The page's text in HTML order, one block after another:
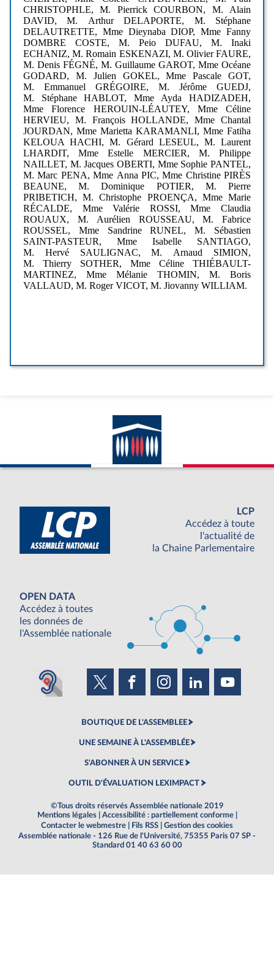
LCP
Accédez à toute
l'actualité de
la Chaine Parlementaire
OPEN DATA
Accédez à toutes
les données de
l'Assemblée nationale
BOUTIQUE DE L'ASSEMBLEE
UNE SEMAINE À L'ASSEMBLÉE
S'ABONNER À UN SERVICE
OUTIL D'ÉVALUATION LEXIMPACT
©Tous droits réservés Assemblée nationale 2019
Mentions légales
Accessibilité : partiellement conforme
Contacter le webmestre
Fils RSS
Gestion des cookies
Assemblée nationale - 126 Rue de l'Université, 75355 Paris 07 SP -
Standard 01 40 63 60 00